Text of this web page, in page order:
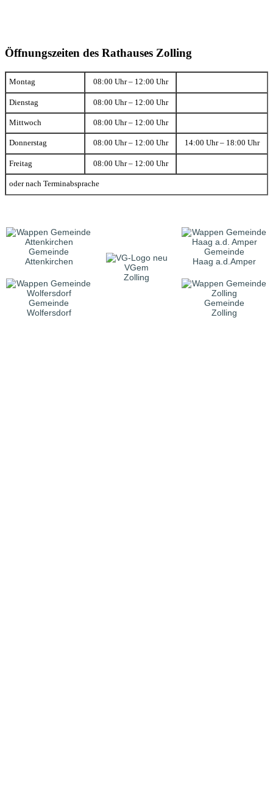
Öffnungszeiten des Rathauses Zolling
Montag 08:00 Uhr – 12:00 Uhr
Dienstag 08:00 Uhr – 12:00 Uhr
Mittwoch 08:00 Uhr – 12:00 Uhr
Donnerstag 08:00 Uhr – 12:00 Uhr 14:00 Uhr – 18:00 Uhr
Freitag 08:00 Uhr – 12:00 Uhr
oder nach Terminabsprache
Gemeinde
Attenkirchen
VGem
Zolling
Gemeinde
Haag a.d.Amper
Gemeinde
Wolfersdorf
Gemeinde
Zolling